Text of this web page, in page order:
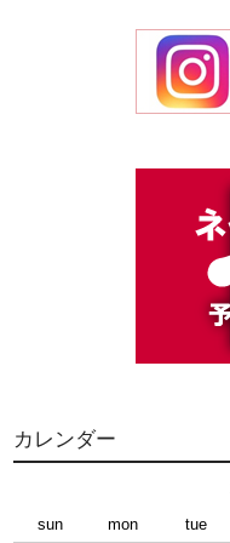
カレンダー
sun mon tue